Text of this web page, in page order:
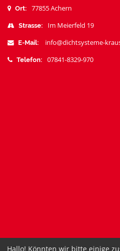
Ort: 77855 Achern
Strasse: Im Meierfeld 19
E-Mail: info@dichtsysteme-
Telefon: 07841-8329-970
Hallo! Könnten wir bitte einige